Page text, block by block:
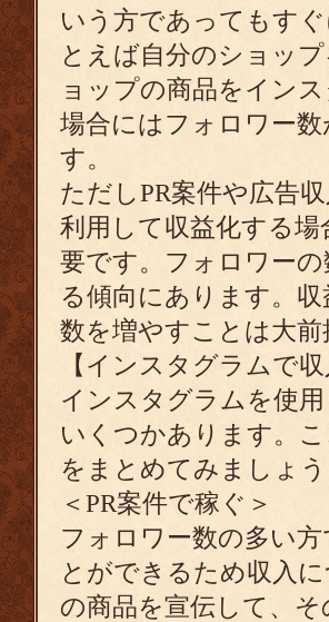
いう方であってもす
とえば自分のショッ
ョップの商品をイン
場合にはフォロワー
す。
ただしPR案件や広告
利用して収益化する
要です。フォロワー
る傾向にあります。
数を増やすことは大
【インスタグラムで
インスタグラムを使
いくつかあります。
をまとめてみましょう
＜PR案件で稼ぐ＞
フォロワー数の多い
とができるため収入
の商品を宣伝して、